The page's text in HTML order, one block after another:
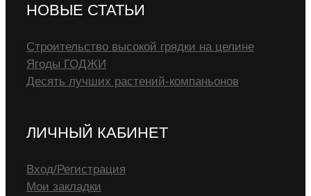
НОВЫЕ СТАТЬИ
Строительство высокой грядки на целине
Ягоды ГОДЖИ
Десять лучших растений-компаньонов
ЛИЧНЫЙ КАБИНЕТ
Вход/Регистрация
Мои закладки